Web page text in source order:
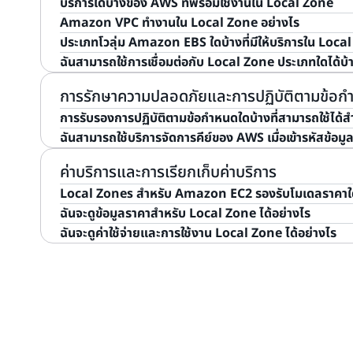
Local Zones คือโครงสร้างพื้นฐานของ AWS ที่ออกแบบม
มิลลิวินาที เช่น การแสดงผลวิดีโอและแอปพลิเคชันเดสก์
ต้องการใช้งานศูนย์ข้อมูลในองค์กรของตัวเอง ในขณะที่ลูก
พื้นที่ทั้งหมด Local Zones ช่วยให้ลูกค้าได้รับประโยชน์ทั้
จัดเก็บข้อมูลใกล้กับผู้ใช้ปลายทางยิ่งขึ้น โดยไม่จำเป็นต้อง
ศูนย์ข้อมูลของตนเอง
Wavelengthได้รับการออกแบบมาเพื่อส่งมอบแอปพลิเค
ขยายโครงสร้างพื้นฐาน, บริการ, API และเครื่องมือต่าง ๆ
ที่เก็บข้อมูลและการประมวลผลภายในเครือข่าย 5G ของผู้
สร้างแอปพลิเคชันใหม่สำหรับผู้ใช้ 5G ที่ต้องการเวลาแฝ
ยานพาหนะระบบอัตโนมัติ และการผลิตสื่อแบบสด
เพื่อเรียนรู้วิธีกำหนดค่าบริการรักษาความปลอดภัยตามรีเ
รักษาความปลอดภัย AWS Dedicated Local Zones" (ใ
บล็อก:การสร้างแอปพลิเคชันที่มีความยืดหยุ่นสูงด้วย
Local Zone
เอกสารประกอบ:ความยืดหยุ่นที่ Edge
ก่อนที่คุณจะสามารถปรับใช้ทรัพยากรได้ หลังจากที่คุณเปิด
พร้อมกับ Availability Zones อื่นๆ ทั้งหมดและคุณจะสาม
และคอนโซลเดียวกับที่คุณคุ้นเคยในการใช้งาน AWS
บริการของ AWS มากมาย อย่างเช่น Amazon EC2,
Elastic Load Balancing (ELB), Amazon EMR,
Database Service (Amazon RDS) พร้อมให้ใช้งานใน
ใช้บริการที่จัดประสานหรือทำงานร่วมกับบริการในพื้นที่ได้
Elastic Kubernetes Service (Amazon EKS)
(Amazon ECS) clusters, Amazon EC2 Systems
CloudTrail และ AWS CloudFormation Local
ไปยัง AWS Region ซึ่งช่วยให้คุณสามารถเชื่อมต่อกับบริ
API และชุดเครื่องมือเดียวกัน ดูรายชื่อของบริการทั้งหม
ฟีเจอร์ AWS Local Zone
Amazon VPC ทำงานใน Local Zone อย่างไร
คุณสามารถขยาย VPC จากรีเจี้ยนหลักไปยัง Local
Local Zone เมื่อคุณสร้างซับเน็ตใน Local Zone แล้ว
นั้นและ VPC ของคุณจะถือว่าซับเน็ตนั้นเป็นซับเน็ตใน
ทาง และอื่น ๆ ที่เกี่ยวข้องจะถูกปรับโดยอัตโนมัติ
ประเภทโวลุ่ม Amazon EBS ใดบ้างที่มีให้บริการใน
ดูประเภทโวลุ่ม EBS ที่มีอยู่ในแต่ละ Local Zone ได้ที่ฟีเจอ
ฉันสามารถใช้การเชื่อมต่อกับ Local Zone ประเภทใดได้บ้
คุณสามารถเชื่อมต่อกับ Local Zone ผ่าน AWS Direct
ข้อมูลเพิ่มเติมได้ในคู่มือผู้ใช้ AWS Direct Connectและคู่
การรักษาความปลอดภัยและการปฏิบัติตามข้อก
การรับรองการปฏิบัติตามข้อกำหนดใดบ้างที่สามารถใช้ได้
AWS Local Zone สนับสนุนมาตรฐานความปลอดภัยมาก
ข้อกำหนดกำหนด (รวมถึง ISO, PCI-DSS, HITRUST
AWS คุณสามารถตรวจสอบการรับรองการปฏิบัติตามข้อ
AWS Services in Scopeและคุณสามารถเข้าถึงเอกสาร
Artifact
ฉันสามารถใช้บริการจัดการคีย์ของ AWS เมื่อเข้ารหัสข้อ
ใช่ คุณสามารถใช้ AWS Key Management Service
ผสานรวม KMS ใน Local Zone สามารถเข้ารหัสข้อมูลโ
AWS (AMK) หรือพื้นที่เก็บคีย์ภายนอก (XKS) จากรีเจี้ยน
พัฒนาซอฟต์แวร์ KMSรวมถึงบริการแบบผสานรวมและ
ค่าบริการและการเรียกเก็บค่าบริการ
Local Zones สำหรับ Amazon EC2 รองรับโมเดลราคา
วิธีการชำระค่าบริการอินสแตนซ์ Amazon EC2 ใน Local
PlansและSpot Instance
ฉันจะดูข้อมูลราคาสำหรับ Local Zone ได้อย่างไร
สำหรับข้อมูลการกำหนดราคา โปรดไปที่ส่วนการกำหนดร
ฉันจะดูค่าใช้จ่ายและการใช้งาน Local Zone ได้อย่างไร